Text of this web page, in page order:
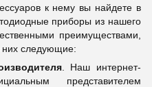
к нему вы найдете в
приборы из нашего
преимуществами,
них следующие:
. Наш интернет-
представителем